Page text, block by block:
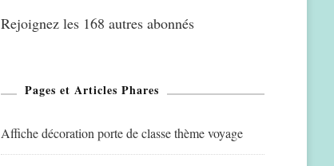
Rejoignez les 168 autres abonnés
Pages et Articles Phares
Affiche décoration porte de classe thème voyage